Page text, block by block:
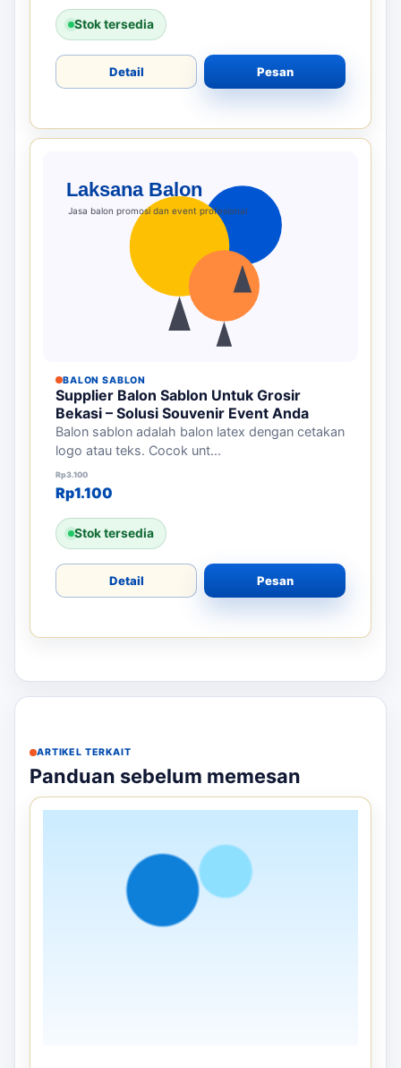
Stok tersedia
Detail Pesan
BALON SABLON
Supplier Balon Sablon Untuk Grosir
Bekasi – Solusi Souvenir Event Anda
Balon sablon adalah balon latex dengan cetakan
logo atau teks. Cocok unt...
Rp3.100
Harga aslinya adalah: Rp3.100.
Rp1.100
Harga saat ini adalah: Rp1.100.
Stok tersedia
Detail Pesan
ARTIKEL TERKAIT
Panduan sebelum memesan